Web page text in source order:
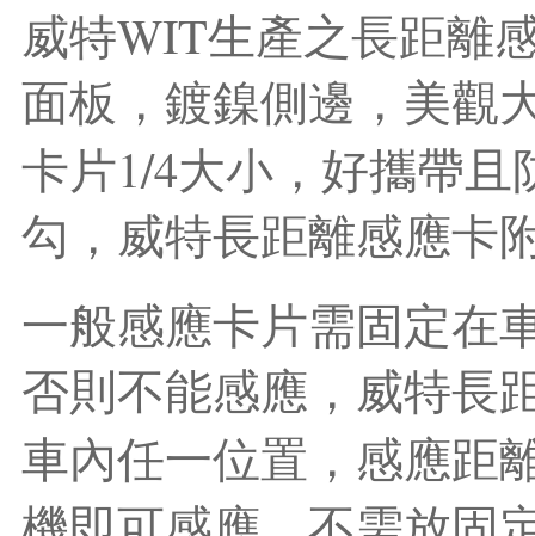
威特WIT生產之長距離
面板，鍍鎳側邊，美觀
卡片1/4大小，好攜帶且
勾，威特長距離感應卡
一般感應卡片需固定在
否則不能感應，威特長
車內任一位置，感應距